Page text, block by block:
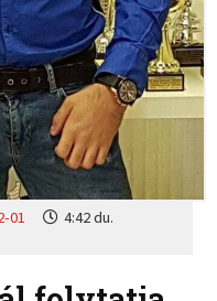
01
4:42 du.